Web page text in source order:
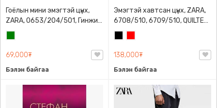
Гоёлын мини эмэгтэй цүнх,
ZARA, 0653/204/501, Гинжин
оосортой, Дотроо тольтой
69,000₮
Бэлэн байгаа
Эмэгтэй хавтсан цүнх, ZARA,
6708/510, 6709/510, QUILTED
CLUTCH BAGDETAILS, Лакан,
Гинжин оосортой
138,000₮
Бэлэн байгаа